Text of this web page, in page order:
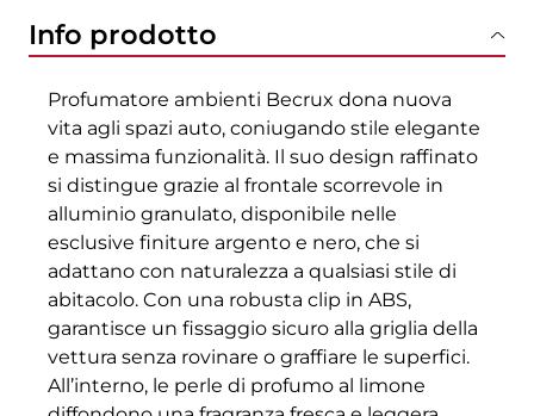
Info prodotto
Profumatore ambienti Becrux dona nuova
vita agli spazi auto, coniugando stile elegante
e massima funzionalità. Il suo design raffinato
si distingue grazie al frontale scorrevole in
alluminio granulato, disponibile nelle
esclusive finiture argento e nero, che si
adattano con naturalezza a qualsiasi stile di
abitacolo. Con una robusta clip in ABS,
garantisce un fissaggio sicuro alla griglia della
vettura senza rovinare o graffiare le superfici.
All’interno, le perle di profumo al limone